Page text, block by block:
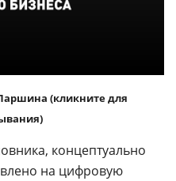
(кликните для
концептуально
на цифровую